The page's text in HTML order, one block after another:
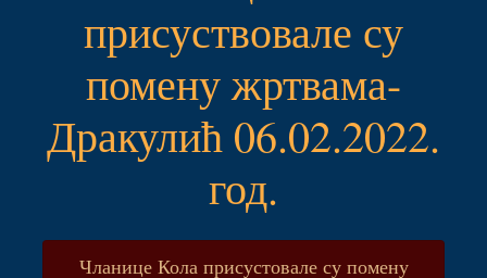
присуствовале су
помену жртвама-
Дракулић 06.02.2022.
год.
Чланице Кола присустовале су помену